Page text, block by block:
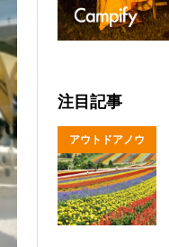
注目記事
アウトドアノウ
ハウ